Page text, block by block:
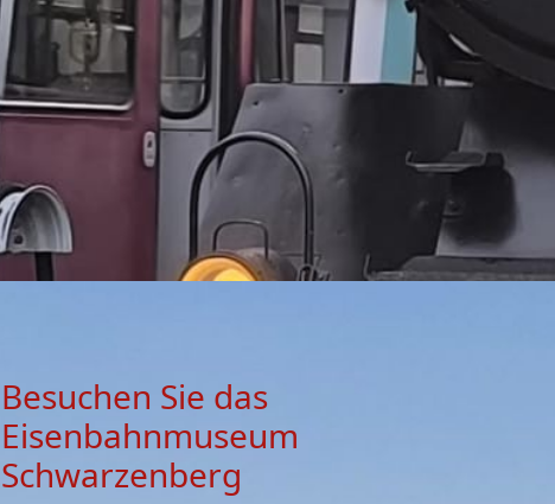
Besuchen Sie das
Eisenbahnmuseum
Schwarzenberg